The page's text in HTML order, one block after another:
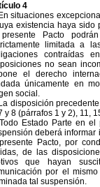
4
situaciones
existencia haya sido
Pacto
limitada a
contraídas
no sean
el derecho
únicamente en
social.
disposición
y 8 (párrafos 1 y 2), 11,
Estado Parte en
deberá informar
Pacto, por
de las
que hayan
por el
tal suspensión.